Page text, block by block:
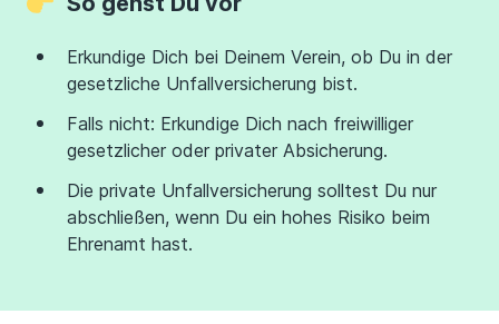
Erkundige Dich bei Deinem Verein, ob Du in der
gesetzliche Unfallversicherung bist.
Falls nicht: Erkundige Dich nach freiwilliger
gesetzlicher oder privater Absicherung.
Die private Unfallversicherung solltest Du nur
abschließen, wenn Du ein hohes Risiko beim
Ehrenamt hast.